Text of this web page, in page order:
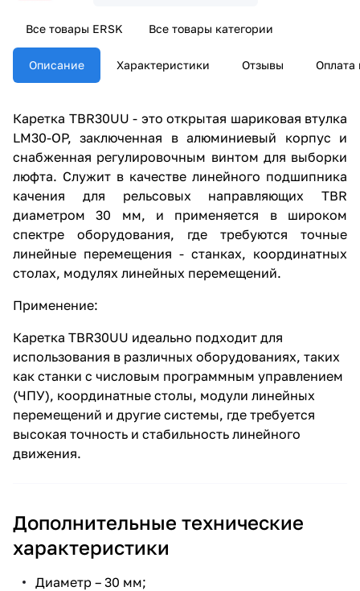
Все товары ERSK Все товары категории
Описание Характеристики Отзывы Оплата
Каретка TBR30UU - это открытая шариковая втулка
LM30-OP, заключенная в алюминиевый корпус и
снабженная регулировочным винтом для выборки
люфта. Cлужит в качестве линейного подшипника
качения для рельсовых направляющих TBR
диаметром 30 мм, и применяется в широком
спектре оборудования, где требуются точные
линейные перемещения - станках, координатных
столах, модулях линейных перемещений.
Применение:
Каретка TBR30UU идеально подходит для
использования в различных оборудованиях, таких
как станки с числовым программным управлением
(ЧПУ), координатные столы, модули линейных
перемещений и другие системы, где требуется
высокая точность и стабильность линейного
движения.
Дополнительные технические
характеристики
Диаметр – 30 мм;